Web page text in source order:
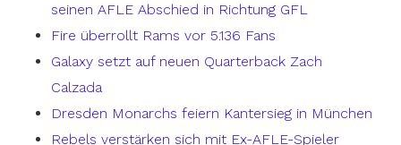
seinen AFLE Abschied in Richtung GFL
Fire überrollt Rams vor 5.136 Fans
Galaxy setzt auf neuen Quarterback Zach
Calzada
Dresden Monarchs feiern Kantersieg in München
Rebels verstärken sich mit Ex-AFLE-Spieler